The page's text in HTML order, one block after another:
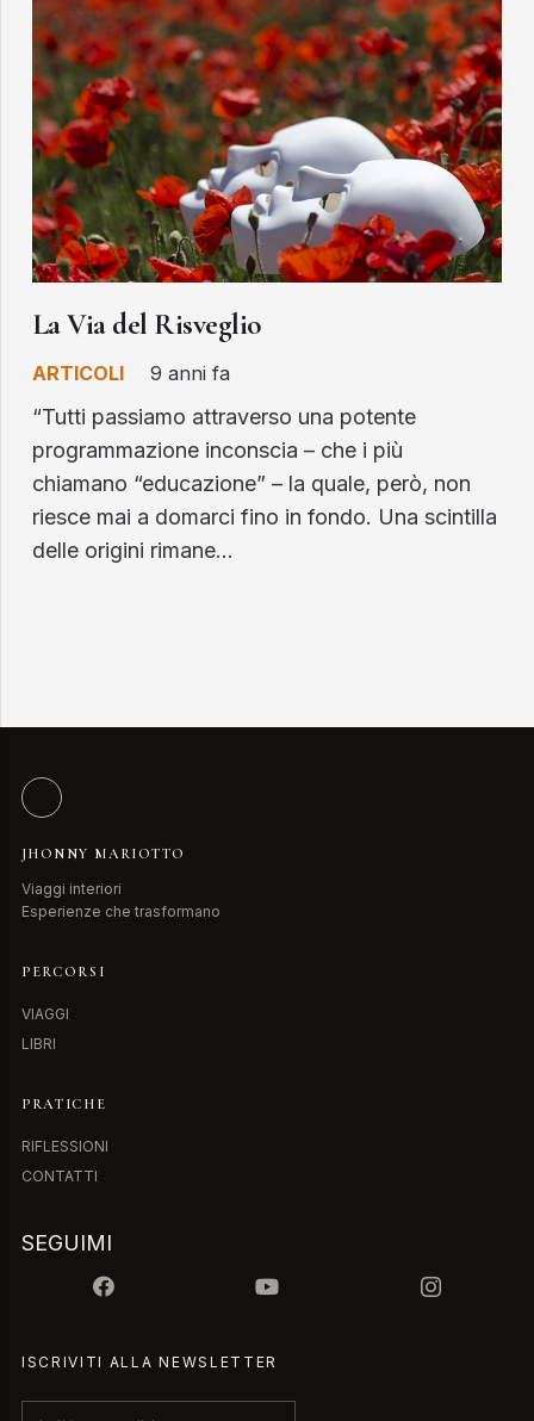
La Via del Risveglio
ARTICOLI 9 anni fa
“Tutti passiamo attraverso una potente
programmazione inconscia – che i più
chiamano “educazione” – la quale, però, non
riesce mai a domarci fino in fondo. Una scintilla
delle origini rimane…
JHONNY MARIOTTO
Viaggi interiori
Esperienze che trasformano
PERCORSI
VIAGGI
LIBRI
PRATICHE
RIFLESSIONI
CONTATTI
SEGUIMI
ISCRIVITI ALLA NEWSLETTER